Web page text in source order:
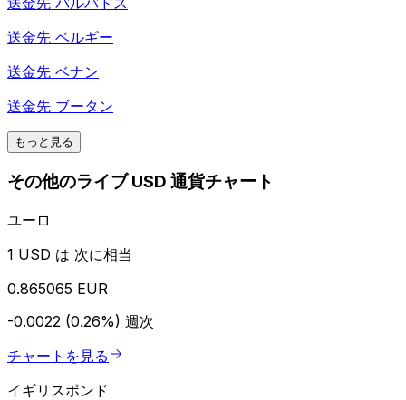
送金先 ベルギー
送金先 ベナン
送金先 ブータン
もっと見る
その他のライブ USD 通貨チャート
ユーロ
1 USD は 次に相当
0.865065 EUR
-0.0022 (0.26%) 週次
チャートを見る
イギリスポンド